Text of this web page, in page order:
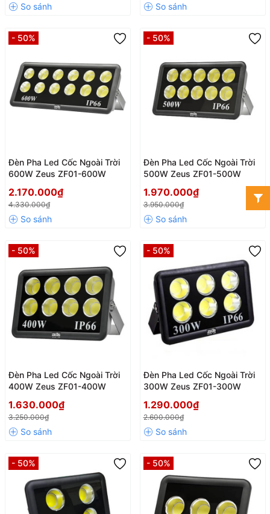
- 50%
Đèn Pha Led Cốc Ngoài Trời
600W Zeus ZF01-600W
2.170.000₫
4.330.000₫
- 50%
Đèn Pha Led Cốc Ngoài Trời
500W Zeus ZF01-500W
1.970.000₫
3.950.000₫
- 50%
Đèn Pha Led Cốc Ngoài Trời
400W Zeus ZF01-400W
1.630.000₫
3.250.000₫
- 50%
Đèn Pha Led Cốc Ngoài Trời
300W Zeus ZF01-300W
1.290.000₫
2.600.000₫
- 50% - 50%